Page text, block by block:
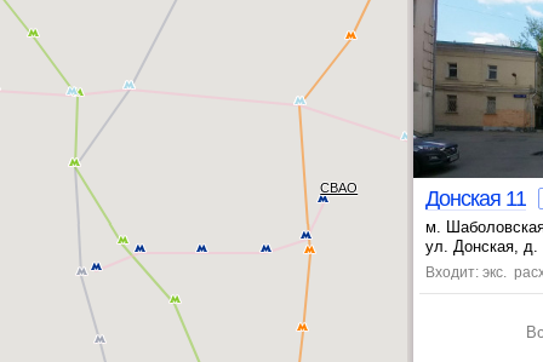
СВАО Донская 11
м.
, Полянка ~24
ул. Донская, д.
Входит: экс.